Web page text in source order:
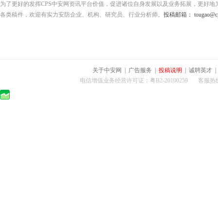
为了更好的发挥CPS中安网资讯平台价值，促进诸位自身发展以及业务拓展，更好
各类稿件，欢迎有实力安防企业、机构、研究员、行业分析师。 投稿邮箱：
关于中安网 广告服务 投稿说明 诚聘英才
电信增值业务经营许可证：粤B2-20100259 客服